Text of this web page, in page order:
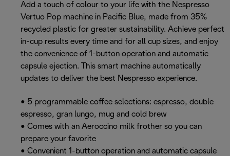
Add a touch of colour to your life with the Nespresso
Vertuo Pop machine in Pacific Blue, made from 35%
recycled plastic for greater sustainability. Achieve perfect
in-cup results every time and for all cup sizes, and enjoy
the convenience of 1-button operation and automatic
capsule ejection. This smart machine automatically
updates to deliver the best Nespresso experience.
• 5 programmable coffee selections: espresso, double
espresso, gran lungo, mug and cold brew
• Comes with an Aeroccino milk frother so you can
prepare your favorite
• Convenient 1-button operation and automatic capsule